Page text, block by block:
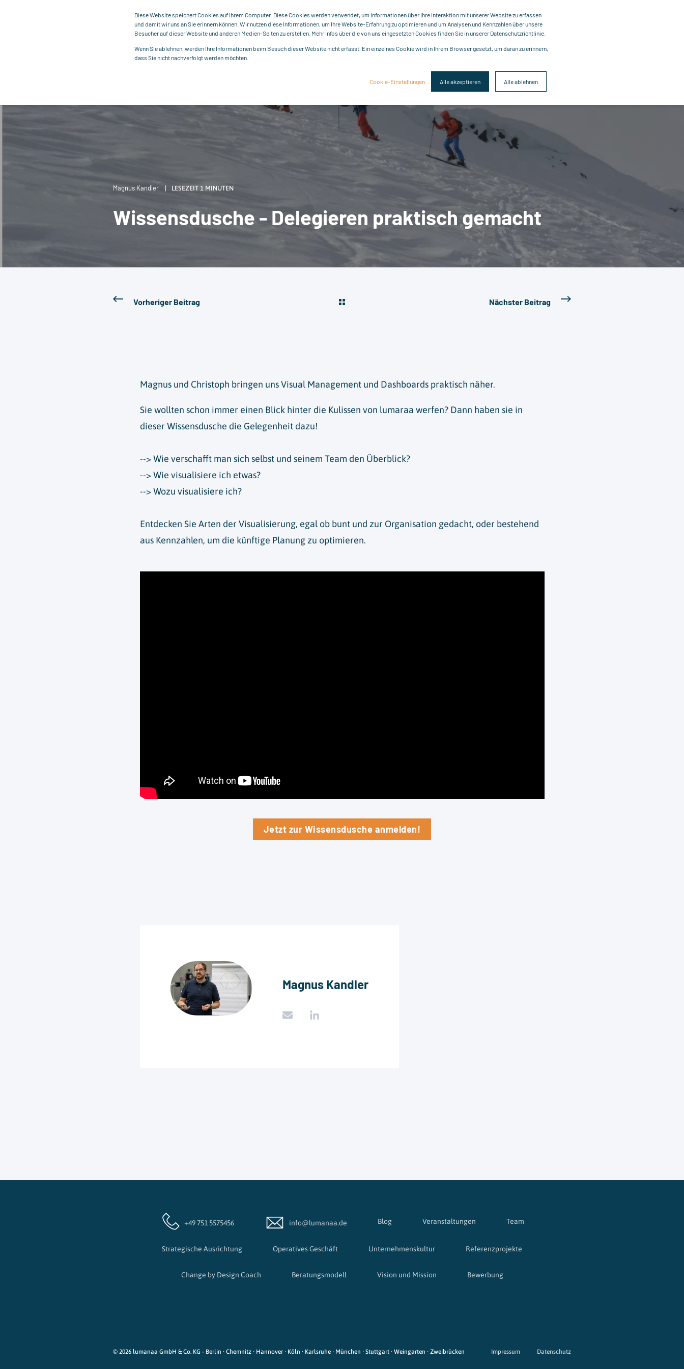
Diese Website speichert Cookies auf Ihrem Computer. Diese Cookies werden verwendet, um Informationen über Ihre Interaktion mit unserer Website zu erfassen
und damit wir uns an Sie erinnern können. Wir nutzen diese Informationen, um Ihre Website-Erfahrung zu optimieren und um Analysen und Kennzahlen über unsere
Besucher auf dieser Website und anderen Medien-Seiten zu erstellen. Mehr Infos über die von uns eingesetzten Cookies finden Sie in unserer Datenschutzrichtlinie.
Wenn Sie ablehnen, werden Ihre Informationen beim Besuch dieser Website nicht erfasst. Ein einzelnes Cookie wird in Ihrem Browser gesetzt, um daran zu erinnern,
dass Sie nicht nachverfolgt werden möchten.
Cookie-Einstellungen Alle akzeptieren Alle ablehnen
Magnus Kandler LESEZEIT 1 MINUTEN
Wissensdusche - Delegieren praktisch gemacht
Vorheriger Beitrag Nächster Beitrag
Magnus und Christoph bringen uns Visual Management und Dashboards praktisch näher.
Sie wollten schon immer einen Blick hinter die Kulissen von lumaraa werfen? Dann haben sie in
dieser Wissensdusche die Gelegenheit dazu!
--> Wie verschafft man sich selbst und seinem Team den Überblick?
--> Wie visualisiere ich etwas?
--> Wozu visualisiere ich?
Entdecken Sie Arten der Visualisierung, egal ob bunt und zur Organisation gedacht, oder bestehend
aus Kennzahlen, um die künftige Planung zu optimieren.
Jetzt zur Wissensdusche anmelden!
Magnus Kandler
+49 751 5575456 info@lumanaa.de Blog Veranstaltungen Team
Strategische Ausrichtung Operatives Geschäft Unternehmenskultur Referenzprojekte
Change by Design Coach Beratungsmodell Vision und Mission Bewerbung
© 2026 lumanaa GmbH & Co. KG - Berlin · Chemnitz · Hannover · Köln · Karlsruhe · München · Stuttgart · Weingarten · Zweibrücken Impressum Datenschutz